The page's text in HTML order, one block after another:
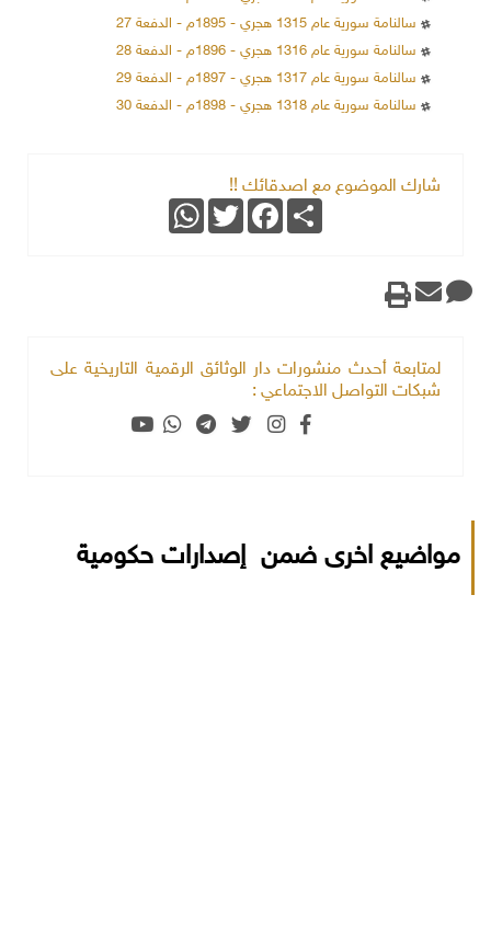
سالنامة سورية عام 1315 هجري - 1895م - الدفعة 27
سالنامة سورية عام 1316 هجري - 1896م - الدفعة 28
سالنامة سورية عام 1317 هجري - 1897م - الدفعة 29
سالنامة سورية عام 1318 هجري - 1898م - الدفعة 30
شارك الموضوع مع اصدقائك !!
Share
Facebook
Twitter
WhatsApp
لمتابعة أحدث منشورات دار الوثائق الرقمية التاريخية على
شبكات التواصل الاجتماعي :
مواضيع اخرى ضمن إصدارات حكومية